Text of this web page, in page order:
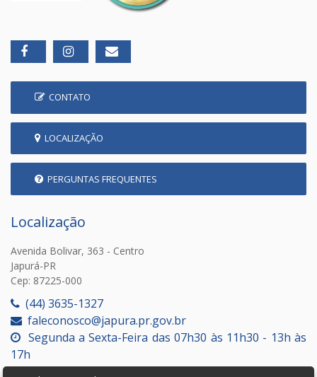
CONTATO
LOCALIZAÇÃO
PERGUNTAS FREQUENTES
Localização
Avenida Bolivar, 363 - Centro
Japurá-PR
Cep: 87225-000
(44) 3635-1327
faleconosco@japura.pr.gov.br
Segunda a Sexta-Feira das 07h30 às 11h30 - 13h às
17h